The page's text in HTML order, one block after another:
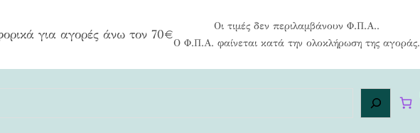
για αγορές άνω τον 70€
Οι τιμές δεν περιλαμβάνουν Φ.Π.Α..
Ο Φ.Π.Α. φαίνεται κατά την ολοκλήρωση της αγοράς.